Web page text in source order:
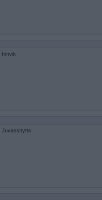
Innvik
Juvasshytta